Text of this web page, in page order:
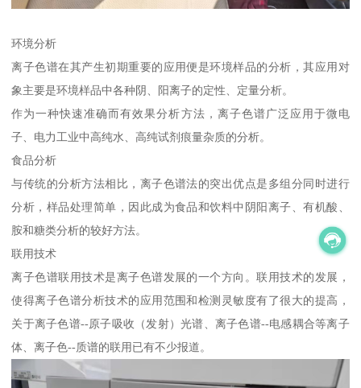
环境分析
离子色谱在其产生初期重要的应用便是环境样品的分析，其应用对
象主要是环境样品中各种阴、阳离子的定性、定量分析。
作为一种快速准确而有效果分析方法，离子色谱广泛应用于微电
子、电力工业中高纯水、高纯试剂痕量杂质的分析。
食品分析
与传统的分析方法相比，离子色谱法的突出优点是多组分同时进行
分析，样品处理简单，因此成为食品和饮料中阴阳离子、有机酸、
胺和糖类分析的较好方法。
联用技术
离子色谱联用技术是离子色谱发展的一个方向。联用技术的发展，
使得离子色谱分析技术的应用范围和检测灵敏度有了很大的提高，
关于离子色谱--原子吸收（发射）光谱、离子色谱--电感耦合等离子
体、离子色--质谱的联用已有不少报道。